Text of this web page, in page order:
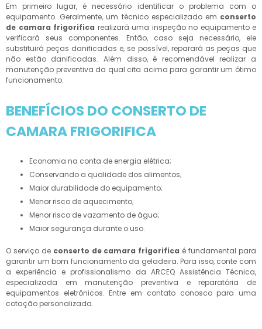
Em primeiro lugar, é necessário identificar o problema com o
equipamento. Geralmente, um técnico especializado em conserto
de camara frigorifica realizará uma inspeção no equipamento e
verificará seus componentes. Então, caso seja necessário, ele
substituirá peças danificadas e, se possível, reparará as peças que
não estão danificadas. Além disso, é recomendável realizar a
manutenção preventiva da qual cita acima para garantir um ótimo
funcionamento.
BENEFÍCIOS DO CONSERTO DE
CAMARA FRIGORIFICA
Economia na conta de energia elétrica;
Conservando a qualidade dos alimentos;
Maior durabilidade do equipamento;
Menor risco de aquecimento;
Menor risco de vazamento de água;
Maior segurança durante o uso.
O serviço de conserto de camara frigorifica é fundamental para
garantir um bom funcionamento da geladeira. Para isso, conte com
a experiência e profissionalismo da ARCEQ Assistência Técnica,
especializada em manutenção preventiva e reparatória de
equipamentos eletrônicos. Entre em contato conosco para uma
cotação personalizada.